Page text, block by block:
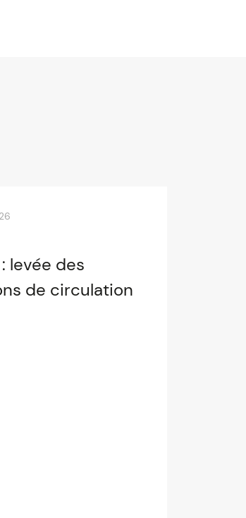
levée des
de circulation